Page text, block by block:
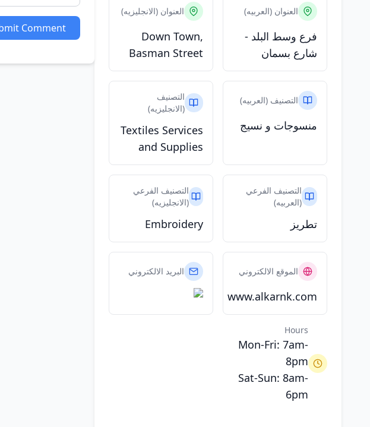
العنوان (العربيه)
فرع وسط البلد -
شارع بسمان
العنوان (الانجليزيه)
Down Town,
Basman Street
التصنيف (العربيه)
منسوجات و نسيج
التصنيف
(الانجليزيه)
Textiles Services
and Supplies
التصنيف الفرعي
(العربيه)
تطريز
التصنيف الفرعي
(الانجليزيه)
Embroidery
الموقع الالكتروني
www.alkarnk.com
البريد الالكتروني
Hours
Mon-Fri: 7am-
8pm
Sat-Sun: 8am-
6pm
Comment